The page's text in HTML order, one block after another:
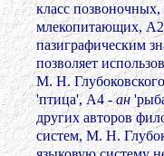
класс
млекопитающих,
пазиграфическим
позволяет
М. Н.
'птица', А4 -ан
других авторов
систем, М. Н.